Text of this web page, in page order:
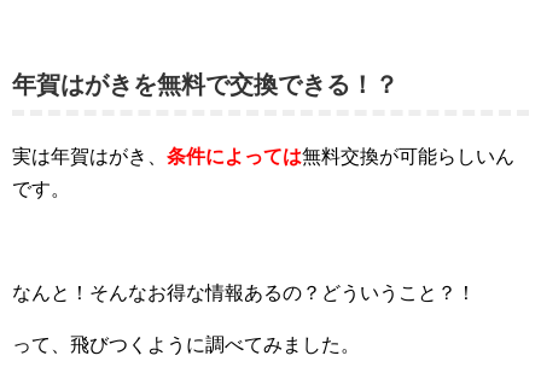
年賀はがきを無料で交換できる！？
実は年賀はがき、 条件によっては無料交換が可能らしいん
です。
なんと！そんなお得な情報あるの？どういうこと？！
って、飛びつくように調べてみました。